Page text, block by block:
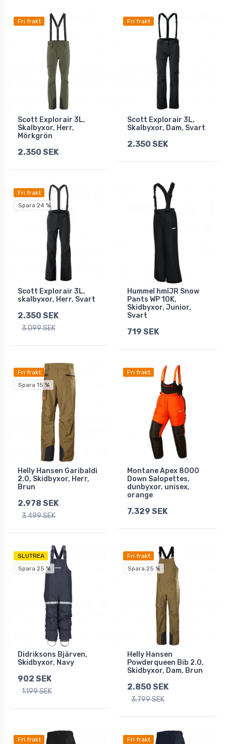
Fri frakt
Scott Explorair 3L,
Skalbyxor, Herr,
Mörkgrön
2.350 SEK
Fri frakt
Scott Explorair 3L,
Skalbyxor, Dam, Svart
2.350 SEK
Fri frakt
Spara 24 %
Scott Explorair 3L,
skalbyxor, Herr, Svart
2.350 SEK
3.099 SEK
Hummel hmlJR Snow
Pants WP 10K,
Skidbyxor, Junior,
Svart
719 SEK
Fri frakt
Spara 15 %
Helly Hansen Garibaldi
2.0, Skidbyxor, Herr,
Brun
2.978 SEK
3.499 SEK
Fri frakt
Montane Apex 8000
Down Salopettes,
dunbyxor, unisex,
orange
7.329 SEK
SLUTREA
Spara 25 %
Didriksons Bjärven,
Skidbyxor, Navy
902 SEK
1.199 SEK
Fri frakt
Spara 25 %
Helly Hansen
Powderqueen Bib 2.0,
Skidbyxor, Dam, Brun
2.850 SEK
3.799 SEK
Fri frakt Fri frakt